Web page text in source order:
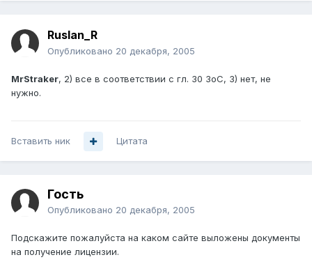
Ruslan_R
Опубликовано 20 декабря, 2005
MrStraker, 2) все в соответствии с гл. 30 ЗоС, 3) нет, не
нужно.
Вставить ник Цитата
Гость
Опубликовано 20 декабря, 2005
Подскажите пожалуйста на каком сайте выложены документы
на получение лицензии.